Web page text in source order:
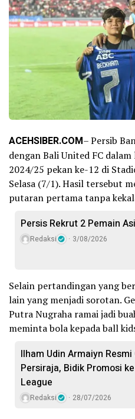
ACEHSIBER.COM– Persib
dengan Bali United FC
2024/25 pekan ke-12 di
Selasa (7/1). Hasil tersebut
putaran pertama tanpa
Persis Rekrut 2 Pemain
Redaksi 3/08/2026
Selain pertandingan yang
lain yang menjadi sorotan.
Putra Nugraha ramai jadi
meminta bola kepada ball
Ilham Udin Armaiyn Resmi
Persiraja, Bidik Promosi
League
Redaksi 28/07/2026